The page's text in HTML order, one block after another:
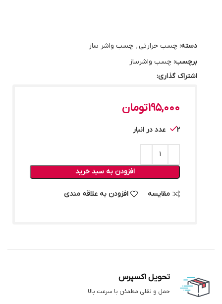
دسته: چسب حرارتی , چسب واشر ساز
برچسب: چسب واشرساز
اشتراک گذاری:
195,000تومان
2 عدد در انبار
افزودن به سبد خرید
مقایسه افزودن به علاقه مندی
تحویل اکسپرس
حمل و نقلی مطمئن با سرعت بالا